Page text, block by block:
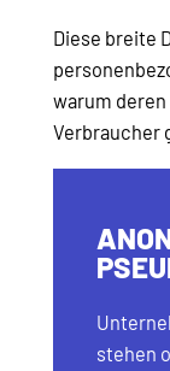
Diese breite
warum
Verbraucher
stehen